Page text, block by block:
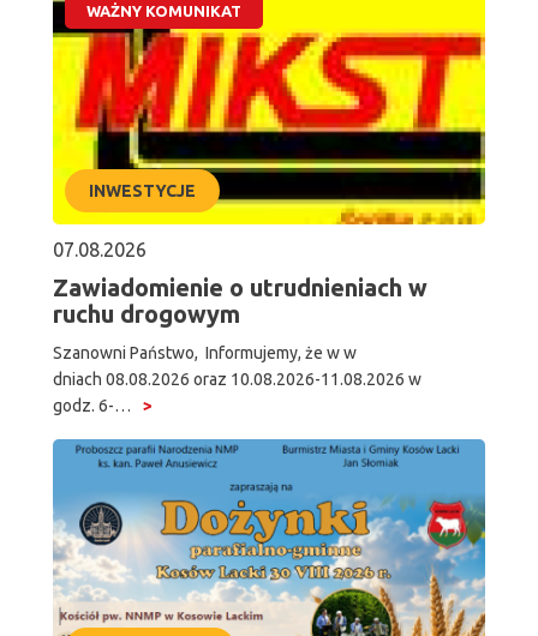
WAŻNY KOMUNIKAT
INWESTYCJE
07.08.2026
Zawiadomienie o utrudnieniach w
ruchu drogowym
Szanowni Państwo, Informujemy, że w w
dniach 08.08.2026 oraz 10.08.2026-11.08.2026 w
godz. 6-…